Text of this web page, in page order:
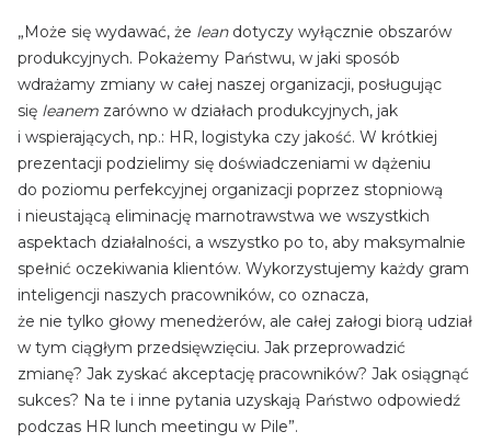
„Może się wydawać, że lean dotyczy wyłącznie obszarów
produkcyjnych. Pokażemy Państwu, w jaki sposób
wdrażamy zmiany w całej naszej organizacji, posługując
się leanem zarówno w działach produkcyjnych, jak
i wspierających, np.: HR, logistyka czy jakość. W krótkiej
prezentacji podzielimy się doświadczeniami w dążeniu
do poziomu perfekcyjnej organizacji poprzez stopniową
i nieustającą eliminację marnotrawstwa we wszystkich
aspektach działalności, a wszystko po to, aby maksymalnie
spełnić oczekiwania klientów. Wykorzystujemy każdy gram
inteligencji naszych pracowników, co oznacza,
że nie tylko głowy menedżerów, ale całej załogi biorą udział
w tym ciągłym przedsięwzięciu. Jak przeprowadzić
zmianę? Jak zyskać akceptację pracowników? Jak osiągnąć
sukces? Na te i inne pytania uzyskają Państwo odpowiedź
podczas HR lunch meetingu w Pile”.